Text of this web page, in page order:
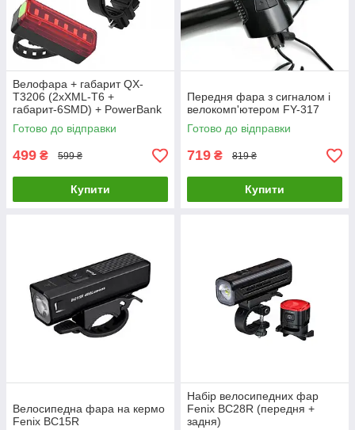
Велофара + габарит QX-
T3206 (2xXML-T6 +
габарит-6SMD) + PowerBank
+ microUSB (3 режими та 4
режими)
Готово до відправки
499 ₴ 599 ₴
Купити
Передня фара з сигналом і
велокомп'ютером FY-317
Готово до відправки
719 ₴ 819 ₴
Купити
Велосипедна фара на кермо
Fenix BC15R
Набір велосипедних фар
Fenix BC28R (передня +
задня)